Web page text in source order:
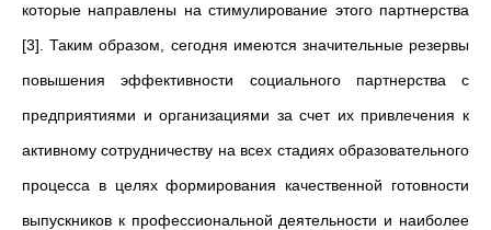
которые направлены на стимулирование этого партнерства
[3]. Таким образом, сегодня имеются значительные резервы
повышения эффективности социального партнерства с
предприятиями и организациями за счет их привлечения к
активному сотрудничеству на всех стадиях образовательного
процесса в целях формирования качественной готовности
выпускников к профессиональной деятельности и наиболее